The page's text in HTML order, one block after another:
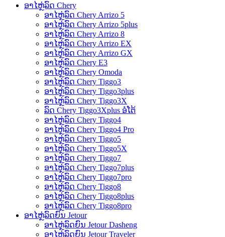
ອາໄຫຼ່ລົດ Chery
ອາໄຫຼ່ລົດ Chery Arrizo 5
ອາໄຫຼ່ລົດ Chery Arrizo 5plus
ອາໄຫຼ່ລົດ Chery Arrizo 8
ອາໄຫຼ່ລົດ Chery Arrizo EX
ອາໄຫຼ່ລົດ Chery Arrizo GX
ອາໄຫຼ່ລົດ Chery E3
ອາໄຫຼ່ລົດ Chery Omoda
ອາໄຫຼ່ລົດ Chery Tiggo3
ອາໄຫຼ່ລົດ Chery Tiggo3plus
ອາໄຫຼ່ລົດ Chery Tiggo3X
ລົດ Chery Tiggo3Xplus ອໍໂຕ້
ອາໄຫຼ່ລົດ Chery Tiggo4
ອາໄຫຼ່ລົດ Chery Tiggo4 Pro
ອາໄຫຼ່ລົດ Chery Tiggo5
ອາໄຫຼ່ລົດ Chery Tiggo5X
ອາໄຫຼ່ລົດ Chery Tiggo7
ອາໄຫຼ່ລົດ Chery Tiggo7plus
ອາໄຫຼ່ລົດ Chery Tiggo7pro
ອາໄຫຼ່ລົດ Chery Tiggo8
ອາໄຫຼ່ລົດ Chery Tiggo8plus
ອາໄຫຼ່ລົດ Chery Tiggo8pro
ອາໄຫຼ່ລົດຍົນ Jetour
ອາໄຫຼ່ລົດຍົນ Jetour Dasheng
ອາໄຫຼ່ລົດຍົນ Jetour Traveler